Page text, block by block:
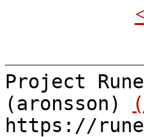
Project
(aronsson)
https://